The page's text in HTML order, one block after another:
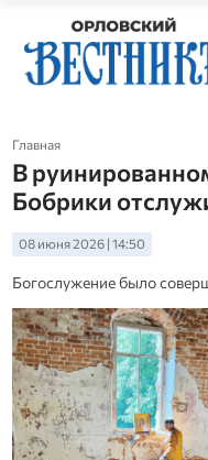
Главная
В
Бобрики
08 июня 2026 | 14:50
Богослужение было